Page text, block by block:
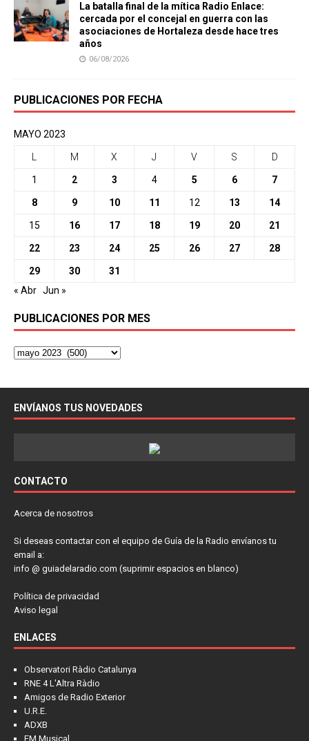
La batalla final de la mítica Radio Enlace:
cercada por el concejal en guerra con las
asociaciones de Hortaleza desde hace tres
años
06/08/2026
PUBLICACIONES POR FECHA
MAYO 2023
M X J V S D
1 2 3 4 5 6 7
8 9 10 11 12 13 14
15 16 17 18 19 20 21
22 23 24 25 26 27 28
29 30
31
« Abr Jun »
PUBLICACIONES POR MES
ENVÍANOS TUS NOVEDADES
CONTACTO
Acerca de nosotros
Si deseas contactar con el equipo de Guía de la Radio envíanos tu
email a:
info @ guiadelaradio.com (suprimir espacios en blanco)
Política de privacidad
Aviso legal
ENLACES
Observatori Ràdio Catalunya
RNE 4 L'Altra Ràdio
Amigos de Radio Exterior
U.R.E.
ADXB
FM Musical